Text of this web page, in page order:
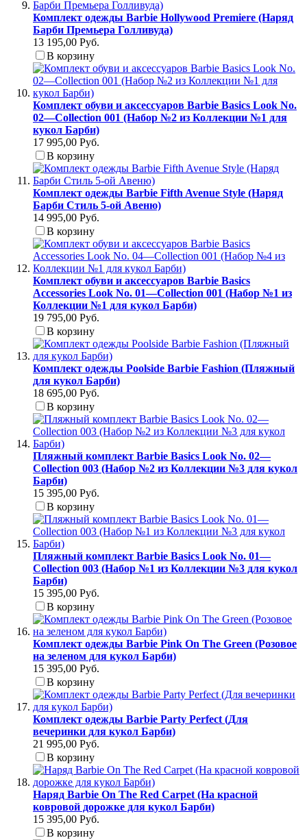
Комплект одежды Barbie Hollywood Premiere (Наряд
Барби Премьера Голливуда)
13 195,00 Руб.
В корзину
Комплект обуви и аксессуаров Barbie Basics Look No.
02—Collection 001 (Набор №2 из Коллекции №1 для
кукол Барби)
17 995,00 Руб.
В корзину
Комплект одежды Barbie Fifth Avenue Style (Наряд
Барби Стиль 5-ой Авеню)
14 995,00 Руб.
В корзину
Комплект обуви и аксессуаров Barbie Basics
Accessories Look No. 01—Collection 001 (Набор №1 из
Коллекции №1 для кукол Барби)
19 795,00 Руб.
В корзину
Комплект одежды Poolside Barbie Fashion (Пляжный
для кукол Барби)
18 695,00 Руб.
В корзину
Пляжный комплект Barbie Basics Look No. 02—
Collection 003 (Набор №2 из Коллекции №3 для кукол
Барби)
15 395,00 Руб.
В корзину
Пляжный комплект Barbie Basics Look No. 01—
Collection 003 (Набор №1 из Коллекции №3 для кукол
Барби)
15 395,00 Руб.
В корзину
Комплект одежды Barbie Pink On The Green (Розовое
на зеленом для кукол Барби)
15 395,00 Руб.
В корзину
Комплект одежды Barbie Party Perfect (Для
вечеринки для кукол Барби)
21 995,00 Руб.
В корзину
Наряд Barbie On The Red Carpet (На красной
ковровой дорожке для кукол Барби)
15 395,00 Руб.
В корзину